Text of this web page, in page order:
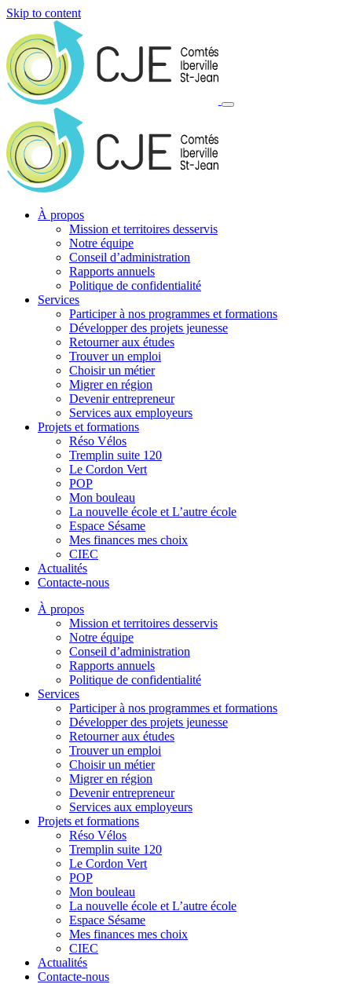
Skip to content
À propos
Mission et territoires desservis
Notre équipe
Conseil d’administration
Rapports annuels
Politique de confidentialité
Services
Participer à nos programmes et formations
Développer des projets jeunesse
Retourner aux études
Trouver un emploi
Choisir un métier
Migrer en région
Devenir entrepreneur
Services aux employeurs
Projets et formations
Réso Vélos
Tremplin suite 120
Le Cordon Vert
POP
Mon bouleau
La nouvelle école et L’autre école
Espace Sésame
Mes finances mes choix
CIEC
Actualités
Contacte-nous
À propos
Mission et territoires desservis
Notre équipe
Conseil d’administration
Rapports annuels
Politique de confidentialité
Services
Participer à nos programmes et formations
Développer des projets jeunesse
Retourner aux études
Trouver un emploi
Choisir un métier
Migrer en région
Devenir entrepreneur
Services aux employeurs
Projets et formations
Réso Vélos
Tremplin suite 120
Le Cordon Vert
POP
Mon bouleau
La nouvelle école et L’autre école
Espace Sésame
Mes finances mes choix
CIEC
Actualités
Contacte-nous